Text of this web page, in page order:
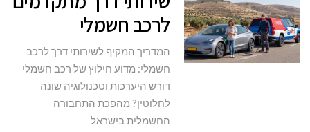
לרכב חשמלי
המדריך המקיף לשירותי דרך לרכב
חשמלי: מדוע חילוץ של רכב חשמלי
דורש היערכות וטכנולוגיה שונה
לחלוטין? מהפכת התחבורה
החשמלית בישראל